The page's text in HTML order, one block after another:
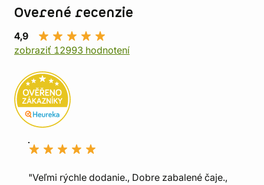
Overené recenzie
4,9
zobraziť 12993 hodnotení
"Veľmi rýchle dodanie., Dobre zabalené čaje.,